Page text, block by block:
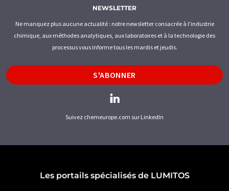
NEWSLETTER
Ne manquez plus aucune actualité : notre newsletter consacrée à l'industrie
chimique, aux méthodes analytiques, aux laboratoires et à la technologie des
processus vous informe tous les mardis et jeudis.
S'ABONNER
Suivez chemeurope.com sur LinkedIn
Les portails spécialisés de LUMITOS